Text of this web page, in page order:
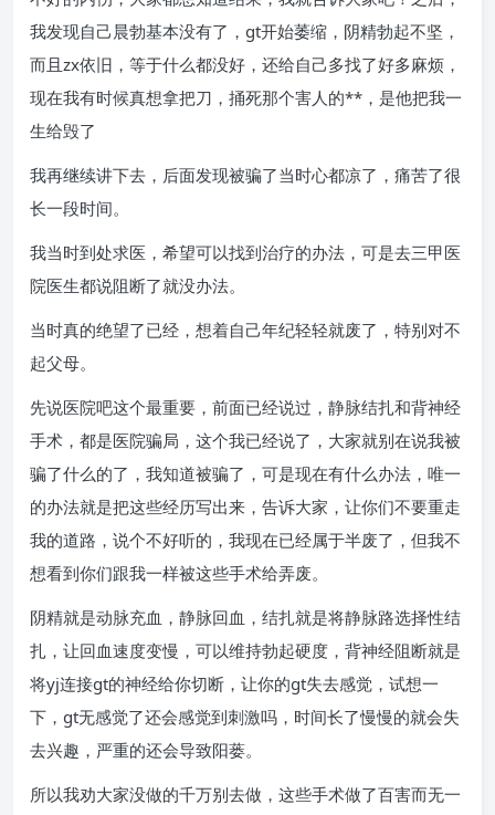
我发现自己晨勃基本没有了，gt开始萎缩，阴精勃起不坚，
而且zx依旧，等于什么都没好，还给自己多找了好多麻烦，
现在我有时候真想拿把刀，捅死那个害人的**，是他把我一
生给毁了
我再继续讲下去，后面发现被骗了当时心都凉了，痛苦了很
长一段时间。
我当时到处求医，希望可以找到治疗的办法，可是去三甲医
院医生都说阻断了就没办法。
当时真的绝望了已经，想着自己年纪轻轻就废了，特别对不
起父母。
先说医院吧这个最重要，前面已经说过，静脉结扎和背神经
手术，都是医院骗局，这个我已经说了，大家就别在说我被
骗了什么的了，我知道被骗了，可是现在有什么办法，唯一
的办法就是把这些经历写出来，告诉大家，让你们不要重走
我的道路，说个不好听的，我现在已经属于半废了，但我不
想看到你们跟我一样被这些手术给弄废。
阴精就是动脉充血，静脉回血，结扎就是将静脉路选择性结
扎，让回血速度变慢，可以维持勃起硬度，背神经阻断就是
将yj连接gt的神经给你切断，让你的gt失去感觉，试想一
下，gt无感觉了还会感觉到刺激吗，时间长了慢慢的就会失
去兴趣，严重的还会导致阳蒌。
所以我劝大家没做的千万别去做，这些手术做了百害而无一